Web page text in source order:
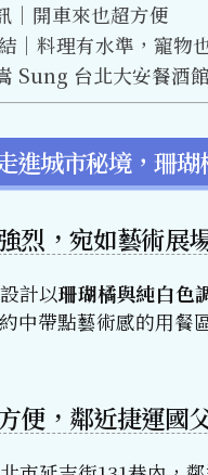
｜開車來也超方便
｜料理有水準，寵物
Sung 台北大安餐酒館
進城市秘境，珊
烈，宛如藝術展
計以珊瑚橘與純白色
中帶點藝術感的用餐
便，鄰近捷運國